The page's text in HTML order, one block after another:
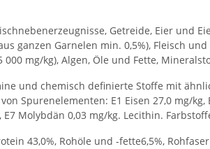
Getreide, Eier und
ganzen Garnelen min. 0,5%), Fleisch
000 mg/kg), Algen, Öle und Fette,
und chemisch definierte Stoffe mit
Spurenelementen: E1 Eisen 27,0 mg/kg,
E7 Molybdän 0,03 mg/kg. Lecithin.
43,0%, Rohöle und -fette6,5%,